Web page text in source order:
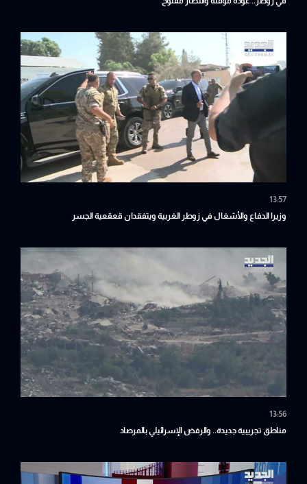
13:57
وزيرا الدفاع والأشغال في زوطر الغربية ويتفقدان قعقعية الجسر
13:56
مناطق تجريبية جديدة.. والرفض الإسرائيلي بالمرصاد